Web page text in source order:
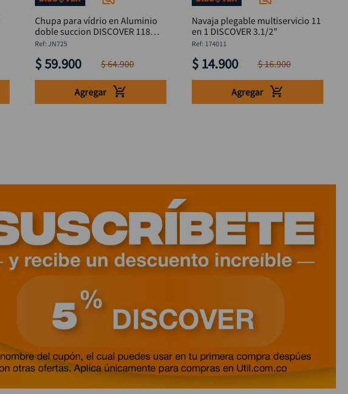
Chupa para vídrio en Aluminio
doble succion DISCOVER 118
mm
:JN725
$59.900 $64.900
Agregar
Navaja plegable multiservicio 11
en 1 DISCOVER 3.1/2"
: 174011
$ 14.900 $16.900
Agregar